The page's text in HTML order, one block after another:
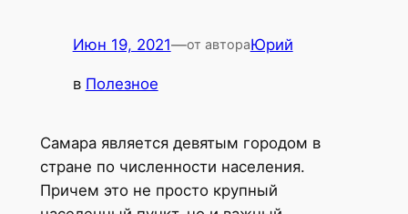
Июн 19, 2021—от автораЮрий
в Полезное
Самара является девятым городом в
стране по численности населения.
Причем это не просто крупный